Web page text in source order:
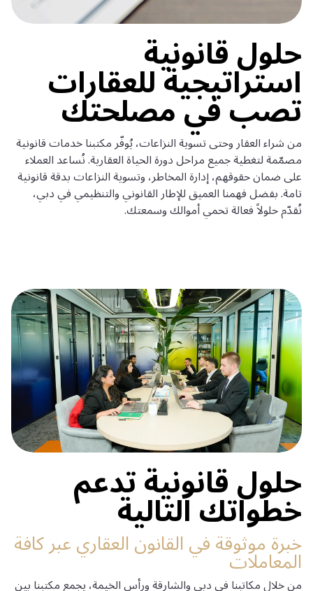
حلول قانونية
استراتيجية للعقارات
تصب في مصلحتك
من شراء العقار وحتى تسوية النزاعات، يُوفّر مكتبنا خدمات قانونية
مصمّمة لتغطية جميع مراحل دورة الحياة العقارية. نُساعد العملاء
على ضمان حقوقهم، إدارة المخاطر، وتسوية النزاعات بدقة قانونية
تامة. بفضل فهمنا العميق للإطار القانوني والتنظيمي في دبي،
نُقدّم حلولاً فعالة تحمي أموالك وسمعتك.
حلول قانونية تدعم
خطواتك التالية
خبرة موثوقة في القانون العقاري عبر كافة
المعاملات
من خلال مكاتبنا في دبي والشارقة ورأس الخيمة، يجمع مكتبنا بين